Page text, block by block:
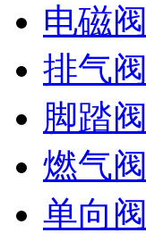
电磁阀
排气阀
脚踏阀
燃气阀
单向阀